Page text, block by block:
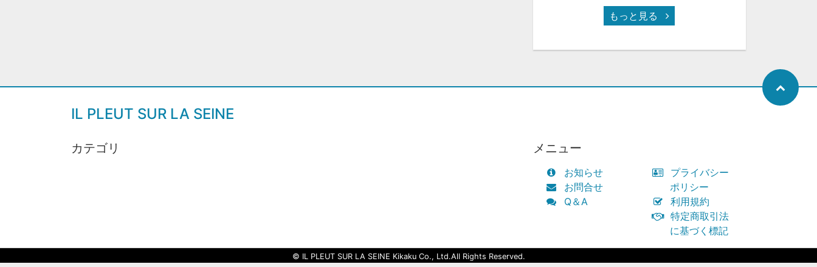
もっと見る
IL PLEUT SUR LA SEINE
カテゴリ メニュー
お知らせ
お問合せ
Q＆A
プライバシー
ポリシー
利用規約
特定商取引法
に基づく標記
© IL PLEUT SUR LA SEINE Kikaku Co., Ltd.All Rights Reserved.